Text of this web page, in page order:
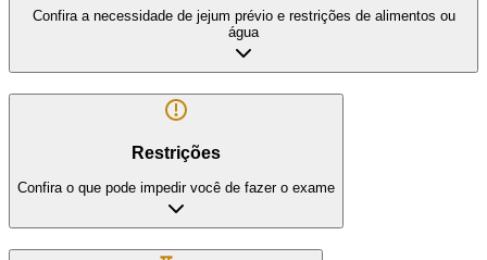
Confira a necessidade de jejum prévio e restrições de alimentos ou
água
Restrições
Confira o que pode impedir você de fazer o exame